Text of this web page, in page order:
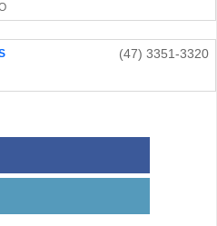
(47) 3351-3320